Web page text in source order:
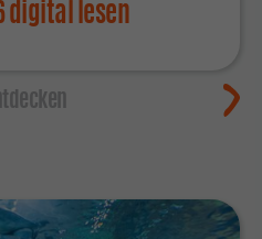
digital lesen